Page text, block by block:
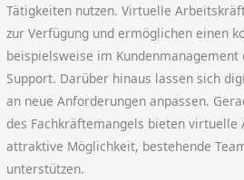
Tätigkeiten nutzen. Virtuelle
zur Verfügung und ermöglichen einen
beispielsweise im
Support. Darüber hinaus lassen sich
an neue Anforderungen anpassen.
des Fachkräftemangels bieten virtuelle
attraktive Möglichkeit, bestehende
unterstützen.